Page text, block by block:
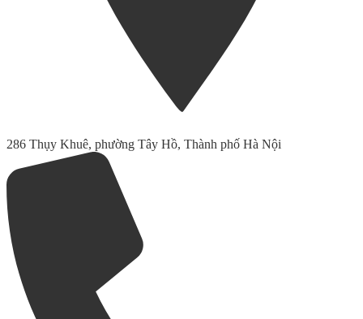
286 Thụy Khuê, phường Tây Hồ, Thành phố Hà Nội